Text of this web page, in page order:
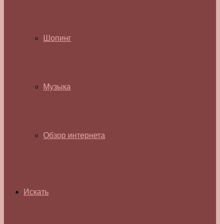
Шопинг
Музыка
Обзор интернета
Искать